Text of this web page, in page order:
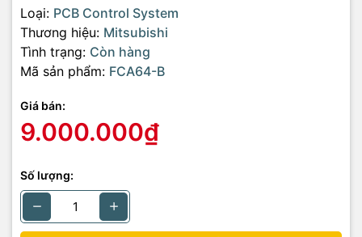
Loại: PCB Control System
Thương hiệu: Mitsubishi
Tình trạng: Còn hàng
Mã sản phẩm: FCA64-B
Giá bán:
9.000.000₫
Số lượng: